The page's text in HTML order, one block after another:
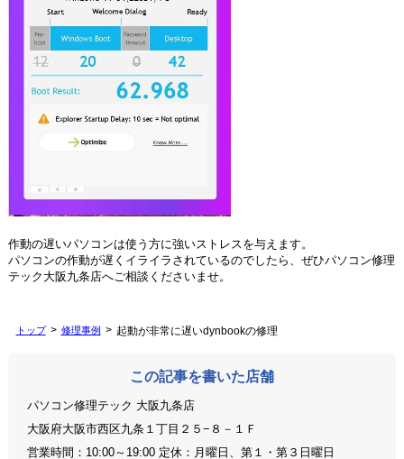
作動の遅いパソコンは使う方に強いストレスを与えます。
パソコンの作動が遅くイライラされているのでしたら、ぜひパソコン修理
テック大阪九条店へご相談くださいませ。
トップ 修理事例 起動が非常に遅いdynbookの修理
この記事を書いた店舗
パソコン修理テック 大阪九条店
大阪府大阪市西区九条１丁目２５−８－１Ｆ
営業時間：10:00～19:00 定休：月曜日、第１・第３日曜日